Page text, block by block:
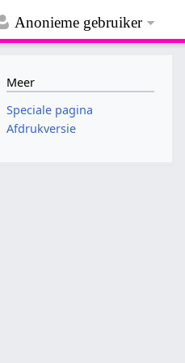
Anonieme gebruiker
Meer
Speciale pagina
Afdrukversie